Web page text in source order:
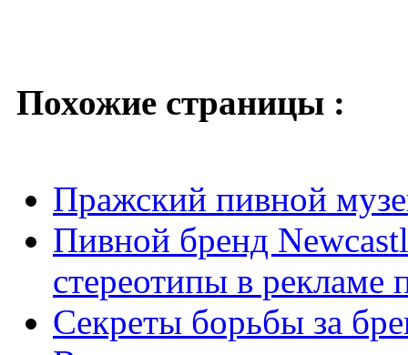
Похожие страницы :
Пражский пивной
Пивной бренд
стереотипы в рекламе
Секреты борьбы за